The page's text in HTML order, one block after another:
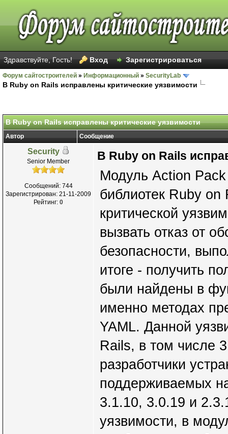
Здравствуйте, Гость! Вход Зарегистрироваться
Форум сайтостроителей » Информационный » SecurityLab
В Ruby on Rails исправлены критические уязвимости
В Ruby on Rails исправлены критические уязвимости
Автор Сообщение
Security
Senior Member
Сообщений: 744
Зарегистрирован: 21-11-2009
Рейтинг: 0
В Ruby on Rails
Модуль Action
библиотек Ruby on
критической
вызвать отказ от
безопасности,
итоге - получить
были найдены в
именно методах
YAML. Данной
Rails, в том числе
разработчики
поддерживаемых
3.1.10, 3.0.19 и
уязвимости, в